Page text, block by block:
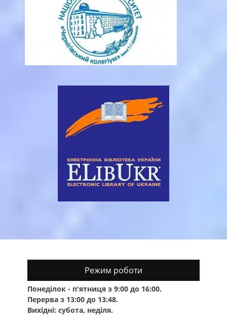
Режим роботи
Понеділок - п'ятниця з 9:00 до 16:00.
Перерва з 13:00 до 13:48.
Вихідні: субота, неділя.